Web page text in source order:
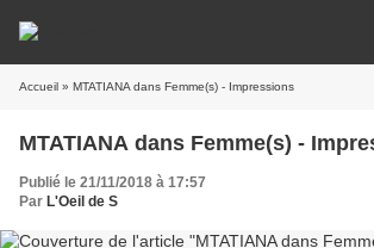
Accueil » MTATIANA dans Femme(s) - Impressions
MTATIANA dans Femme(s) -
Publié le 21/11/2018 à 17:57
Par L'Oeil de S